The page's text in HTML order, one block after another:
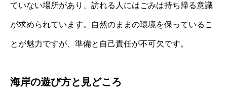
ていない場所があり、訪れる人にはごみは持ち帰る意識
が求められています。自然のままの環境を保っているこ
とが魅力ですが、準備と自己責任が不可欠です。
海岸の遊び方と見どころ